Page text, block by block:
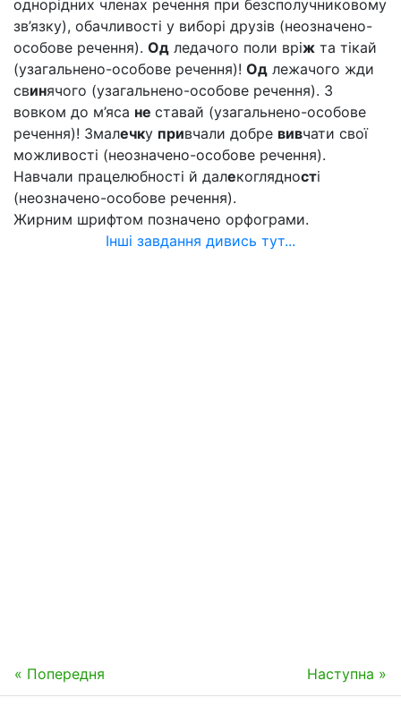
однорідних членах речення при безсполучниковому
зв’язку), обачливості у виборі друзів (неозначено-
особове речення). Од ледачого поли вріж та тікай
(узагальнено-особове речення)! Од лежачого жди
свинячого (узагальнено-особове речення). З
вовком до м’яса не ставай (узагальнено-особове
речення)! Змалечку привчали добре вивчати свої
можливості (неозначено-особове речення).
Навчали працелюбності й далекоглядності
(неозначено-особове речення).
Жирним шрифтом позначено орфограми.
Інші завдання дивись тут...
« Попередня Наступна »